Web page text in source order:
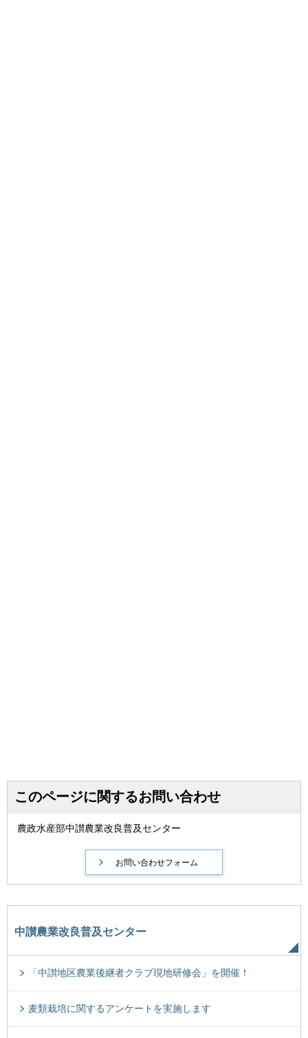
このページに関するお問い合わせ
農政水産部中讃農業改良普及センター
中讃農業改良普及センター
「中讃地区農業後継者クラブ現地研修会」を開催！
麦類栽培に関するアンケートを実施します